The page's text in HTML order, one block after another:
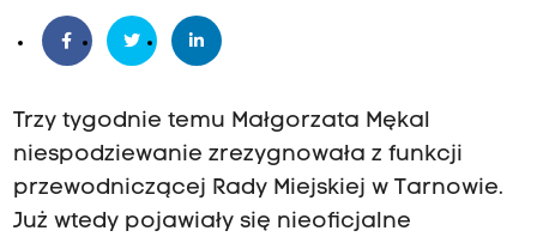
Trzy tygodnie temu Małgorzata Mękal
niespodziewanie zrezygnowała z funkcji
przewodniczącej Rady Miejskiej w Tarnowie.
Już wtedy pojawiały się nieoficjalne